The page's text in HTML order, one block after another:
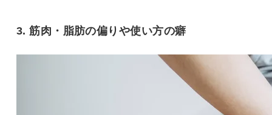
3. 筋肉・脂肪の偏りや使い方の癖